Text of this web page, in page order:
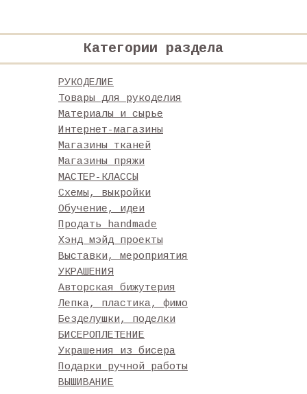
Категории раздела
РУКОДЕЛИЕ
Товары для рукоделия
Материалы и сырье
Интернет-магазины
Магазины тканей
Магазины пряжи
МАСТЕР-КЛАССЫ
Схемы, выкройки
Обучение, идеи
Продать handmade
Хэнд мэйд проекты
Выставки, мероприятия
УКРАШЕНИЯ
Авторская бижутерия
Лепка, пластика, фимо
Безделушки, поделки
БИСЕРОПЛЕТЕНИЕ
Украшения из бисера
Подарки ручной работы
ВЫШИВАНИЕ